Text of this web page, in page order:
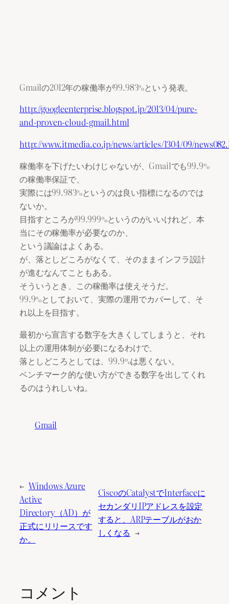
Gmailの2012年の稼働率が99.983%という発表。
http://googleenterprise.blogspot.jp/2013/04/pure-
and-proven-cloud-gmail.html
http://www.itmedia.co.jp/news/articles/1304/09/
稼働率を下げたいわけじゃないが、Gmailでも99.9%
の稼働率保証で、
実際には99.983%というのは良い指標になるのでは
ないか。
目指すところが99.999%というのがいいけれど、本
当にその稼働率が必要なのか、
という議論はよくある。
が、落としどころがなくて、そのままインフラ設計
が進むなんてこともある。
そういうとき、この稼働率は使えそうだ。
99.9%としておいて、実際の運用でカバーして、そ
れ以上を目指す。
最初から宣言する数字を大きくしてしまうと、それ
以上の運用体制が必要になるわけで、
落としどころとしては、99.9%は悪くない。
ベンチマーク的な使い方ができる数字を出してくれ
るのはうれしいね。
Gmail
← Windows Azure
Active
Directory（AD）が
正式にリリースです
か。
CiscoのCatalystでInterfaceに
セカンダリIPアドレスを設定
すると、ARPテーブルがおか
しくなる →
コメント